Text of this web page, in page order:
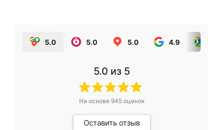
5.0 5.0 5.0 4.9
5.0 из 5
На основе 945оценок
Оставить отзыв